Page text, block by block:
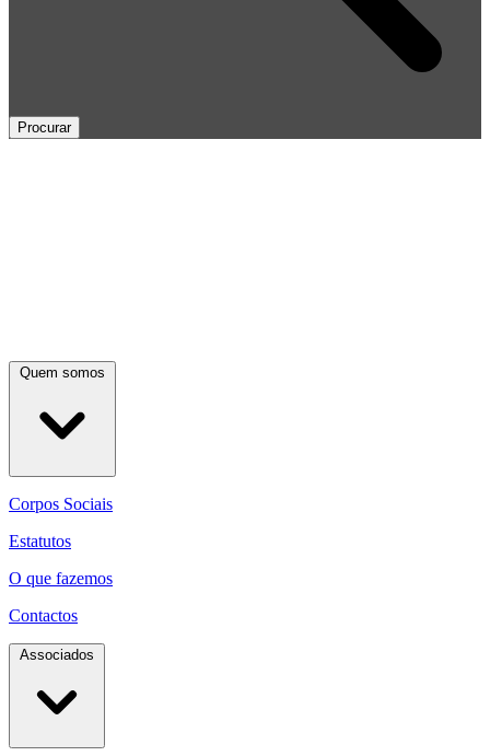
Procurar
Quem somos
Corpos Sociais
Estatutos
O que fazemos
Contactos
Associados